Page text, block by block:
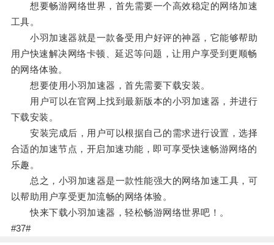
想要畅游网络世界，首先需要一个高效稳定的网络加速
工具。
小羽加速器就是一款备受用户好评的神器，它能够帮助
用户快速解决网络卡顿、延迟等问题，让用户享受到更顺畅
的网络体验。
想要使用小羽加速器，首先需要下载安装。
用户可以在官网上找到最新版本的小羽加速器，并进行
下载安装。
安装完成后，用户可以根据自己的需求进行设置，选择
合适的加速节点，开启加速功能，即可享受快速畅游网络的
乐趣。
总之，小羽加速器是一款性能强大的网络加速工具，可
以帮助用户享受更加流畅的网络体验。
快来下载小羽加速器，轻松畅游网络世界吧！。
#37#